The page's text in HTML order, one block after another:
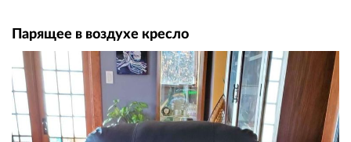
Парящее в воздухе кресло